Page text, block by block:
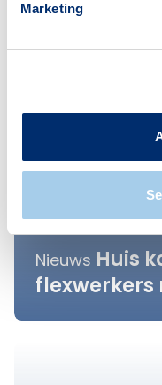
Marketing
Nieuws Huis
flexwerkers